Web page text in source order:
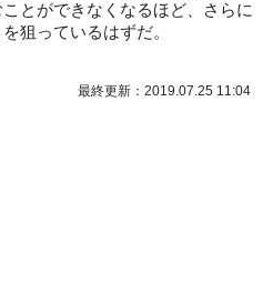
とができなくなるほど、さらに
狙っているはずだ。
最終更新：2019.07.25 11:04